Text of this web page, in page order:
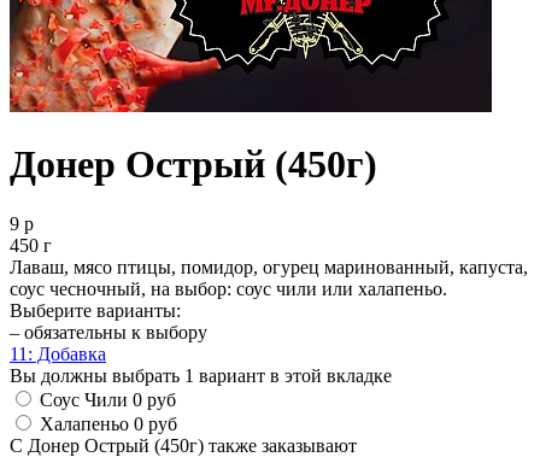
Донер Острый (450г)
9 р
450 г
Лаваш, мясо птицы, помидор, огурец маринованный, капуста,
соус чесночный, на выбор: соус чили или халапеньо.
Выберите варианты:
– обязательны к выбору
11: Добавка
Вы должны выбрать 1 вариант в этой вкладке
Соус Чили 0 руб
Халапеньо 0 руб
С Донер Острый (450г) также заказывают